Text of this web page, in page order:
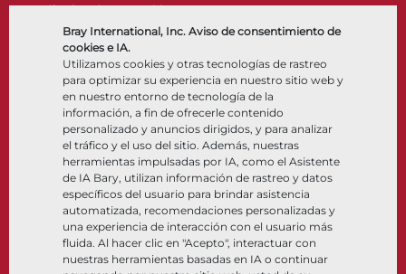
Bray International, Inc. Aviso de consentimiento de
cookies e IA.
Utilizamos cookies y otras tecnologías de rastreo
para optimizar su experiencia en nuestro sitio web y
en nuestro entorno de tecnología de la
información, a fin de ofrecerle contenido
personalizado y anuncios dirigidos, y para analizar
el tráfico y el uso del sitio. Además, nuestras
herramientas impulsadas por IA, como el Asistente
de IA Bary, utilizan información de rastreo y datos
específicos del usuario para brindar asistencia
automatizada, recomendaciones personalizadas y
una experiencia de interacción con el usuario más
fluida. Al hacer clic en "Acepto", interactuar con
nuestras herramientas basadas en IA o continuar
Válvulas de retención
Actuadores
Accesorios de control
Criogénico
Compañía
Nosotros
Ubicaciones
Asociación
Sostenibilidad
Portal del cliente
Recursos
Documentos
Centro de información
Software
Selección de materiales